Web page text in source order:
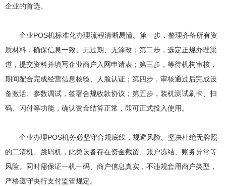
企业的首选。
企业POS机标准化办理流程清晰易懂。第一步，整理齐备所有资
质材料，确保信息一致、无过期、无涂改；第二步，选定正规办理渠
道，提交资料并填写企业商户入网申请表；第三步，等待机构审核，
期间配合完成经营信息核验、人脸认证；第四步，审核通过后完成设
备激活、参数调试，签署合规收款协议；第五步，装机测试刷卡、扫
码、闪付等功能，确认资金结算正常，即可正式投入使用。
企业办理POS机务必坚守合规底线，规避风险。坚决杜绝无牌照
的二清机、跳码机，此类设备存在资金截留、账户冻结、账务异常等
风险。同时需保证一机一码、商户信息真实，不违规套用商户类型，
严格遵守央行支付监管规定。